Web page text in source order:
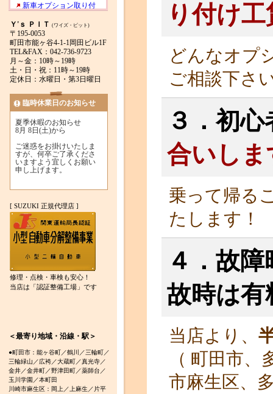
り付け
どんなオプ
ご相談下さ
３．初
合いしま
乗って帰る
たします！
４．故障
故時は有
当店より、
（ 町田市
市麻生区、
Ｙ'ｓ ＰＩＴ (ワイズ・ピット)
〒195-0053
町田市能ヶ谷4-1-1岡田ビル1F
TEL&FAX：042-736-9723
月～金：10時～19時
土・日・祝：11時～19時
定休日：水曜日・第3日曜日
臨時休業日のお知らせ
夏季休暇のお知らせ
8月 8日(土)から
ご迷惑をお掛けいたしま
すが、何卒ご了承くださ
いますよう宜しくお願い
申し上げます。
[ SUZUKI 正規代理店 ]
修理・点検・車検も安心！
当店は「認証整備工場」です
＜最寄り地域・沿線・駅＞
●町田市：能ヶ谷町／鶴川／三輪町／
三輪緑山／広袴／大蔵町／真光寺／
金井／金井町／野津田町／薬師台／
玉川学園／本町田
川崎市麻生区：岡上／上麻生／片平